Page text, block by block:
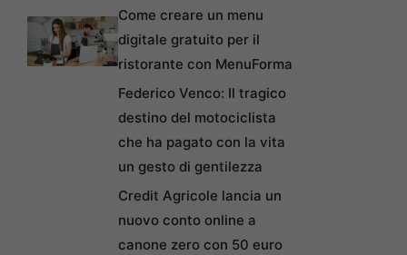
Come creare un menu
digitale gratuito per il
ristorante con MenuForma
Federico Venco: Il tragico
destino del motociclista
che ha pagato con la vita
un gesto di gentilezza
Credit Agricole lancia un
nuovo conto online a
canone zero con 50 euro